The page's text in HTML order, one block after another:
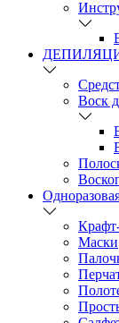
Воск
Маски